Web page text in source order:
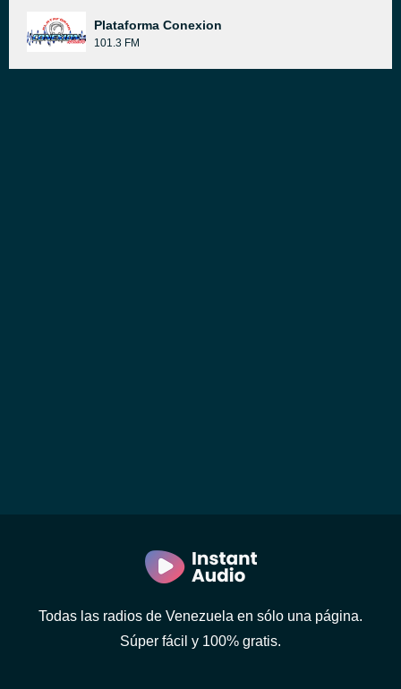
Plataforma Conexion
101.3 FM
Todas las radios de Venezuela en sólo una página.
Súper fácil y 100% gratis.